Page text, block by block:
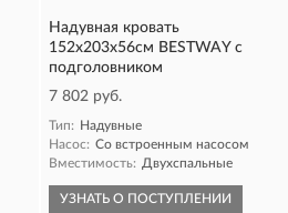
Надувная кровать
152х203х56см BESTWAY с
подголовником
7 802 руб.
Тип: Надувные
Насос: Со встроенным насосом
Вместимость: Двухспальные
УЗНАТЬ О ПОСТУПЛЕНИИ